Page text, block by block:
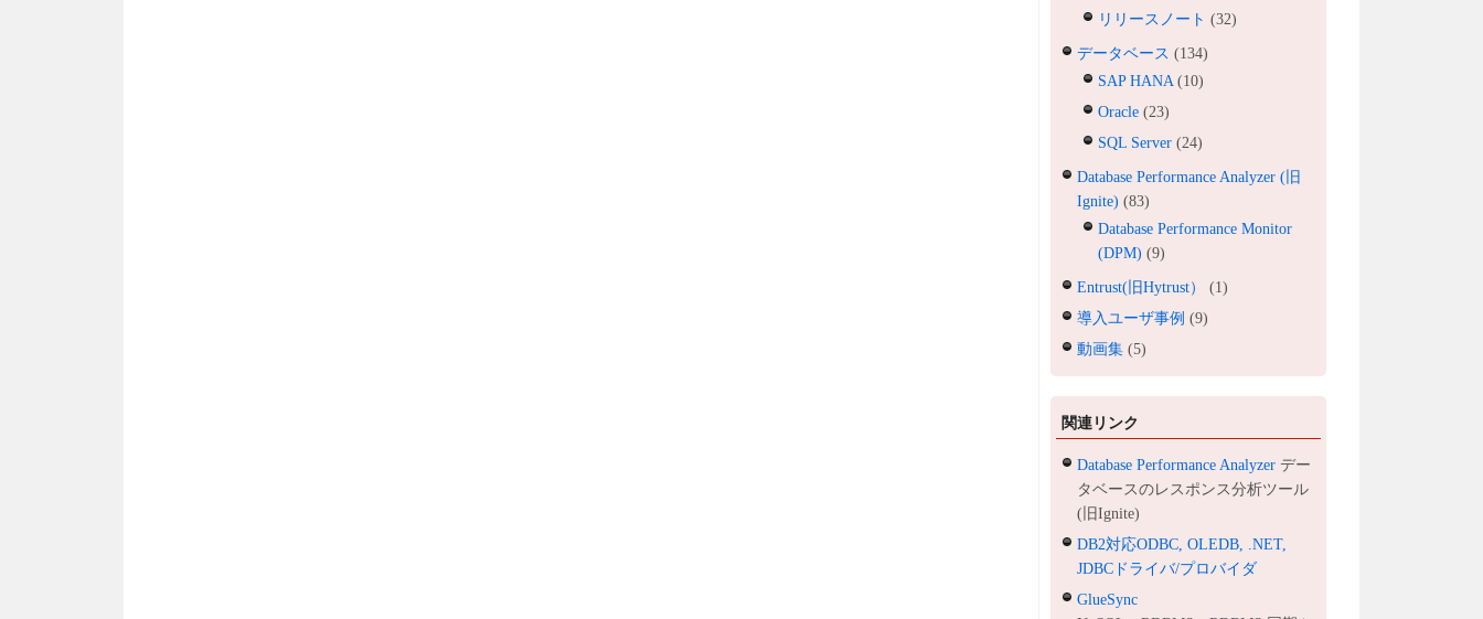
リリースノート (32)
データベース (134)
SAP HANA (10)
Oracle (23)
SQL Server (24)
Database Performance Analyzer (旧
Ignite) (83)
Database Performance Monitor
(DPM) (9)
Entrust(旧Hytrust）
(1)
導入ユーザ事例 (9)
動画集 (5)
関連リンク
Database Performance Analyzer デー
タベースのレスポンス分析ツール
(旧Ignite)
DB2対応ODBC, OLEDB, .NET,
JDBCドライバ/プロバイダ
GlueSync